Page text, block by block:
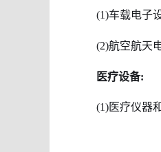
(1)车载电子
(2)航空航天
医疗设备:
(1)医疗仪器